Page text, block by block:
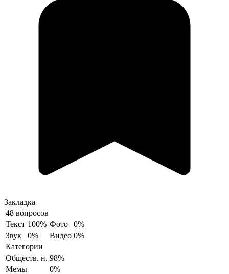
Закладка
48 вопросов
Текст 100% Фото
0%
Звук
0% Видео 0%
Категории
Обществ. н. 98%
Мемы
0%